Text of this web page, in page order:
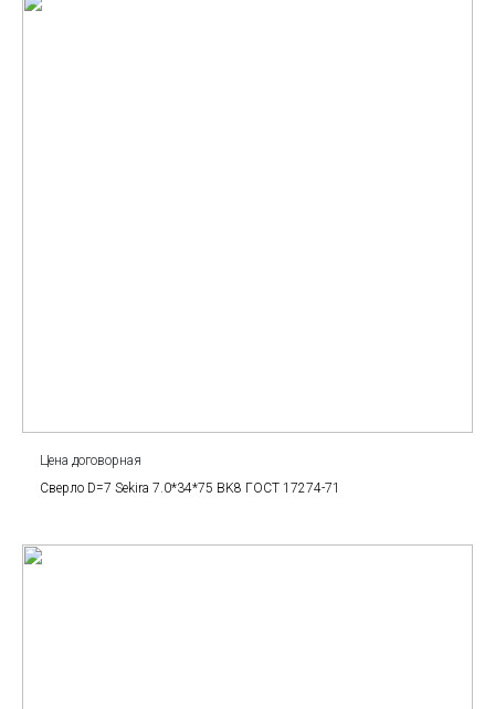
Цена договорная
Сверло D=7 Sekira 7.0*34*75 BK8 ГОСТ 17274-71